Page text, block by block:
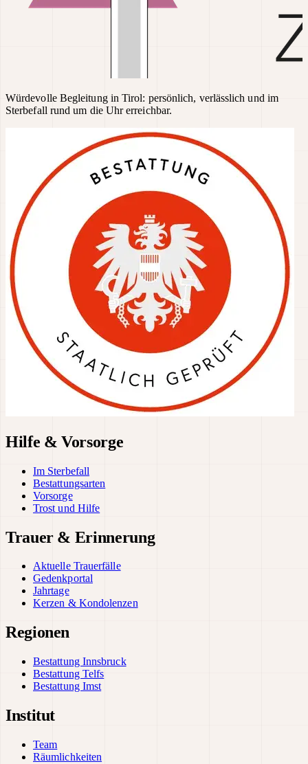
Würdevolle Begleitung in Tirol: persönlich, verlässlich und im
Sterbefall rund um die Uhr erreichbar.
Hilfe & Vorsorge
Im Sterbefall
Bestattungsarten
Vorsorge
Trost und Hilfe
Trauer & Erinnerung
Aktuelle Trauerfälle
Gedenkportal
Jahrtage
Kerzen & Kondolenzen
Regionen
Bestattung Innsbruck
Bestattung Telfs
Bestattung Imst
Institut
Team
Räumlichkeiten